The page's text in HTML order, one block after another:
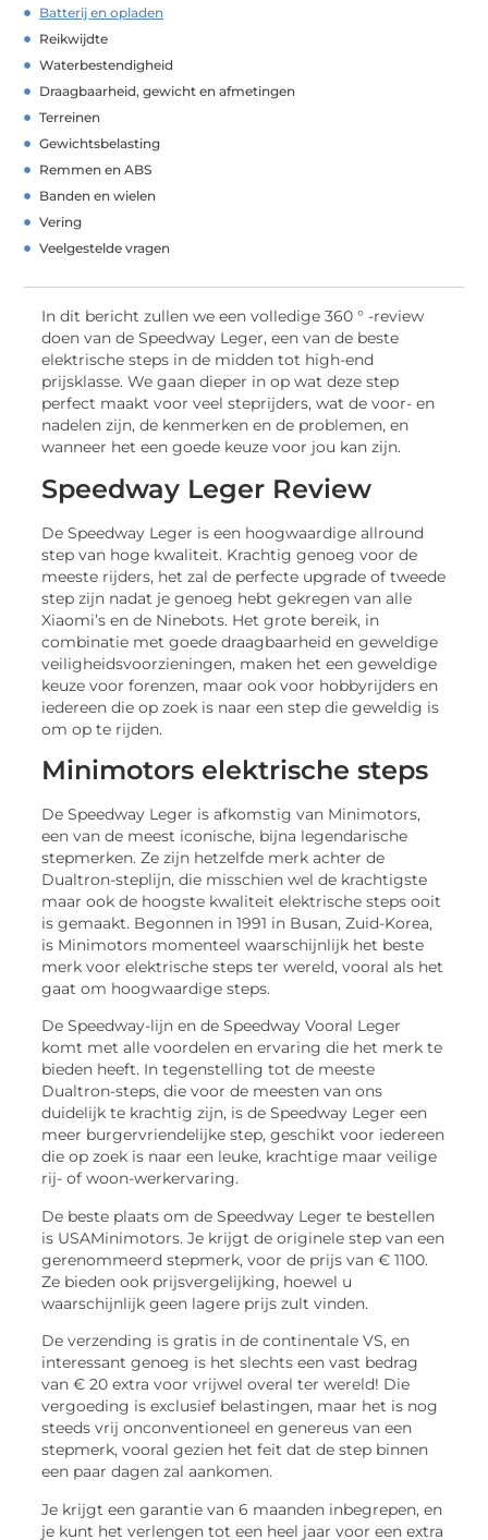
Batterij en opladen
Reikwijdte
Waterbestendigheid
Draagbaarheid, gewicht en afmetingen
Terreinen
Gewichtsbelasting
Remmen en ABS
Banden en wielen
Vering
Veelgestelde vragen
In dit bericht zullen we een volledige 360 ° -review
doen van de Speedway Leger, een van de beste
elektrische steps in de midden tot high-end
prijsklasse. We gaan dieper in op wat deze step
perfect maakt voor veel steprijders, wat de voor- en
nadelen zijn, de kenmerken en de problemen, en
wanneer het een goede keuze voor jou kan zijn.
Speedway Leger Review
De Speedway Leger is een hoogwaardige allround
step van hoge kwaliteit. Krachtig genoeg voor de
meeste rijders, het zal de perfecte upgrade of tweede
step zijn nadat je genoeg hebt gekregen van alle
Xiaomi’s en de Ninebots. Het grote bereik, in
combinatie met goede draagbaarheid en geweldige
veiligheidsvoorzieningen, maken het een geweldige
keuze voor forenzen, maar ook voor hobbyrijders en
iedereen die op zoek is naar een step die geweldig is
om op te rijden.
Minimotors elektrische steps
De Speedway Leger is afkomstig van Minimotors,
een van de meest iconische, bijna legendarische
stepmerken. Ze zijn hetzelfde merk achter de
Dualtron-steplijn, die misschien wel de krachtigste
maar ook de hoogste kwaliteit elektrische steps ooit
is gemaakt. Begonnen in 1991 in Busan, Zuid-Korea,
is Minimotors momenteel waarschijnlijk het beste
merk voor elektrische steps ter wereld, vooral als het
gaat om hoogwaardige steps.
De Speedway-lijn en de Speedway Vooral Leger
komt met alle voordelen en ervaring die het merk te
bieden heeft. In tegenstelling tot de meeste
Dualtron-steps, die voor de meesten van ons
duidelijk te krachtig zijn, is de Speedway Leger een
meer burgervriendelijke step, geschikt voor iedereen
die op zoek is naar een leuke, krachtige maar veilige
rij- of woon-werkervaring.
De beste plaats om de Speedway Leger te bestellen
is USAMinimotors. Je krijgt de originele step van een
gerenommeerd stepmerk, voor de prijs van € 1100.
Ze bieden ook prijsvergelijking, hoewel u
waarschijnlijk geen lagere prijs zult vinden.
De verzending is gratis in de continentale VS, en
interessant genoeg is het slechts een vast bedrag
van € 20 extra voor vrijwel overal ter wereld! Die
vergoeding is exclusief belastingen, maar het is nog
steeds vrij onconventioneel en genereus van een
stepmerk, vooral gezien het feit dat de step binnen
een paar dagen zal aankomen.
Je krijgt een garantie van 6 maanden inbegrepen, en
je kunt het verlengen tot een heel jaar voor een extra